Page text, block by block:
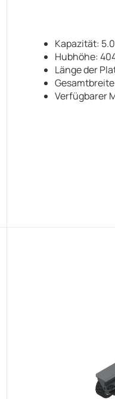
Kapazität:
Hubhöhe:
Länge der
Verfügbarer